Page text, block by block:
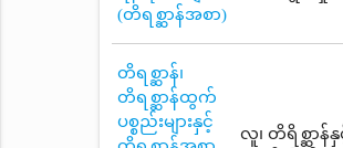
(တိရစ္ဆာန်အစာ)
တိရစ္ဆာန်၊
တိရစ္ဆာန်ထွက်
ပစ္စည်းများနှင့်
လူ၊ တိရိစ္ဆာန်နှ